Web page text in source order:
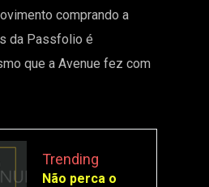
comprando a
da Passfolio é
que a Avenue fez com
Trending
Não perca o